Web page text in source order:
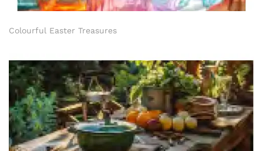
Colourful Easter Treasures